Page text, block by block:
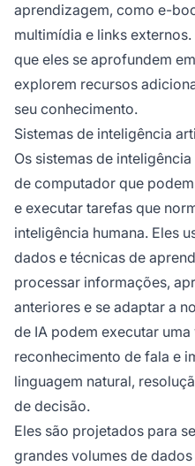
aprendizagem, como e-
multimídia e links
que eles se aprofundem
explorem recursos
seu conhecimento.
Sistemas de inteligência
Os sistemas de
de computador que
e executar tarefas que
inteligência humana. Eles
dados e técnicas de
processar informações,
anteriores e se adaptar a
de IA podem executar
reconhecimento de fala e
linguagem natural,
de decisão.
Eles são projetados para
grandes volumes de